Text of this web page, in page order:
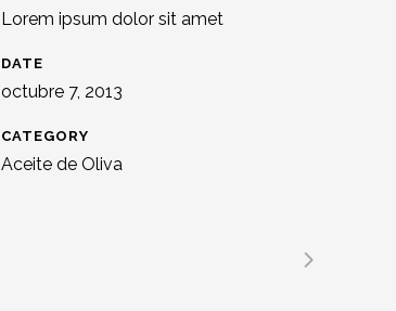
Lorem ipsum dolor sit amet
DATE
octubre 7, 2013
CATEGORY
Aceite de Oliva